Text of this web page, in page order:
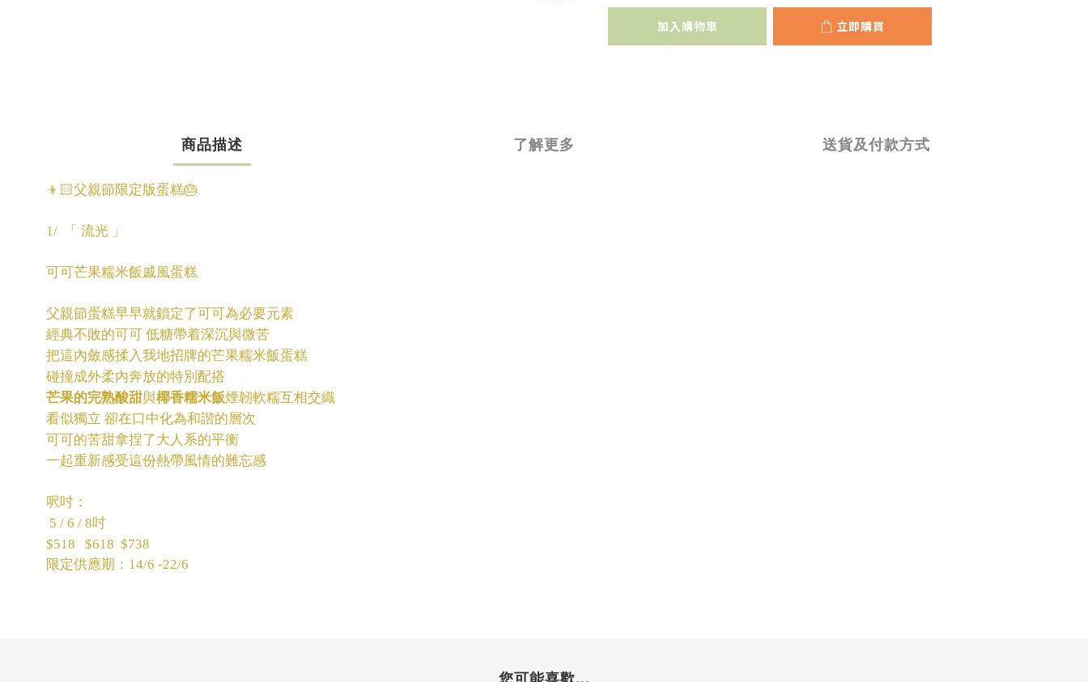
加入購物車 立即購買
商品描述 了解更多 送貨及付款方式
👦🏻父親節限定版蛋糕🎂
1/ 「 流光 」
可可芒果糯米飯戚風蛋糕
父親節蛋糕早早就鎖定了可可為必要元素
經典不敗的可可 低糖帶着深沉與微苦
把這內斂感揉入我地招牌的芒果糯米飯蛋糕
碰撞成外柔內奔放的特別配搭
芒果的完熟酸甜與椰香糯米飯煙韌軟糯互相交織
看似獨立 卻在口中化為和諧的層次
可可的苦甜拿捏了大人系的平衡
一起重新感受這份熱帶風情的難忘感
呎吋：
5 / 6 / 8吋
$518
$618 $738
限定供應期：14/6 -22/6